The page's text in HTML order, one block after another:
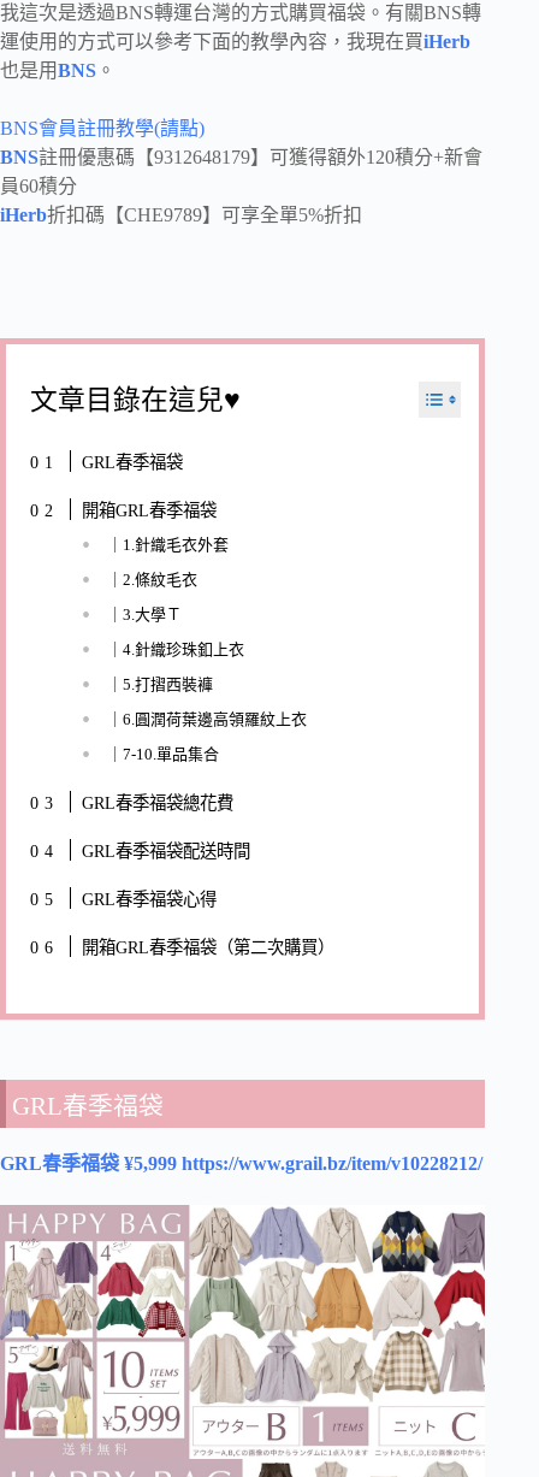
我這次是透過BNS轉運台灣的方式購買福袋。有關BNS轉
運使用的方式可以參考下面的教學內容，我現在買iHerb
也是用BNS 。
BNS會員註冊教學(請點)
BNS註冊優惠碼【9312648179】可獲得額外120積分+新會
員60積分
iHerb折扣碼【CHE9789】可享全單5%折扣
文章目錄在這兒♥
GRL春季福袋
開箱GRL春季福袋
｜1.針織毛衣外套
｜2.條紋毛衣
｜3.大學Ｔ
｜4.針織珍珠釦上衣
｜5.打摺西裝褲
｜6.圓潤荷葉邊高領羅紋上衣
｜7-10.單品集合
GRL春季福袋總花費
GRL春季福袋配送時間
GRL春季福袋心得
開箱GRL春季福袋（第二次購買）
GRL春季福袋
GRL春季福袋 ¥5,999 https://www.grail.bz/item/v10228212/